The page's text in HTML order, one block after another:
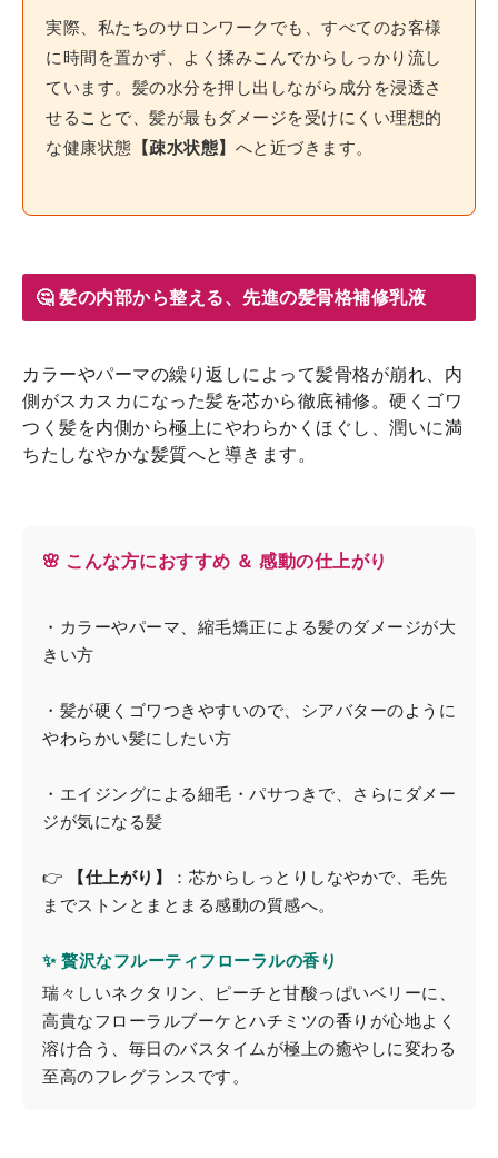
実際、私たちのサロンワークでも、すべてのお客様
に時間を置かず、よく揉みこんでからしっかり流し
ています。髪の水分を押し出しながら成分を浸透さ
せることで、髪が最もダメージを受けにくい理想的
な健康状態 【疎水状態】 へと近づきます。
🤔 髪の内部から整える、先進の髪骨格補修乳液
カラーやパーマの繰り返しによって髪骨格が崩れ、内
側がスカスカになった髪を芯から徹底補修。硬くゴワ
つく髪を内側から極上にやわらかくほぐし、潤いに満
ちたしなやかな髪質へと導きます。
🌸 こんな方におすすめ ＆ 感動の仕上がり
・カラーやパーマ、縮毛矯正による髪のダメージが大
きい方
・髪が硬くゴワつきやすいので、シアバターのように
やわらかい髪にしたい方
・エイジングによる細毛・パサつきで、さらにダメー
ジが気になる髪
👉 【仕上がり】
：芯からしっとりしなやかで、毛先
までストンとまとまる感動の質感へ。
✨ 贅沢なフルーティフローラルの香り
瑞々しいネクタリン、ピーチと甘酸っぱいベリーに、
高貴なフローラルブーケとハチミツの香りが心地よく
溶け合う、毎日のバスタイムが極上の癒やしに変わる
至高のフレグランスです。